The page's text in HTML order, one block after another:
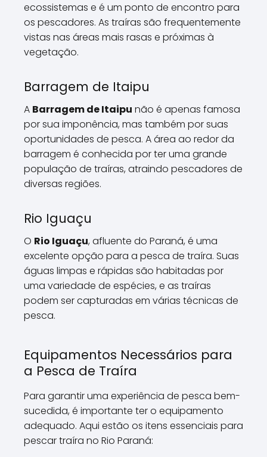
ecossistemas e é um ponto de encontro para
os pescadores. As traíras são frequentemente
vistas nas áreas mais rasas e próximas à
vegetação.
Barragem de Itaipu
A Barragem de Itaipu não é apenas famosa
por sua imponência, mas também por suas
oportunidades de pesca. A área ao redor da
barragem é conhecida por ter uma grande
população de traíras, atraindo pescadores de
diversas regiões.
Rio Iguaçu
O Rio Iguaçu, afluente do Paraná, é uma
excelente opção para a pesca de traíra. Suas
águas limpas e rápidas são habitadas por
uma variedade de espécies, e as traíras
podem ser capturadas em várias técnicas de
pesca.
Equipamentos Necessários para
a Pesca de Traíra
Para garantir uma experiência de pesca bem-
sucedida, é importante ter o equipamento
adequado. Aqui estão os itens essenciais para
pescar traíra no Rio Paraná: